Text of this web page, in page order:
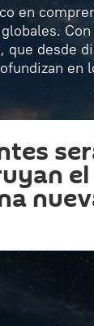
en
que desde
en
el